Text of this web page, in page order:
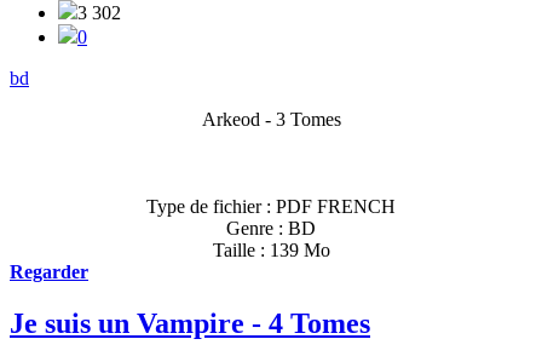
3 302
0
bd
Arkeod - 3 Tomes
Type de fichier : PDF FRENCH
Genre : BD
Taille : 139 Mo
Regarder
Je suis un Vampire - 4 Tomes